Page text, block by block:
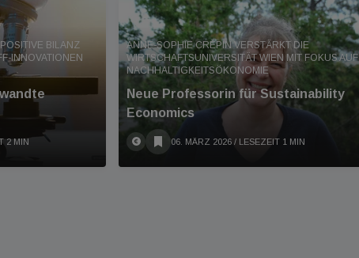
BILANZ
INNOVATIONEN
2 MIN
ANNE-SOPHIE CRÉPIN VERSTÄRKT DIE
WIRTSCHAFTSUNIVERSITÄT WIEN MIT FOKUS AUF
NACHHALTIGKEITSÖKONOMIE
Neue Professorin für Sustainability
Economics
06. MÄRZ 2026 / LESEZEIT 1 MIN